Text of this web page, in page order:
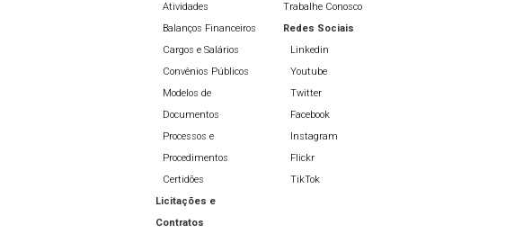
Atividades
Balanços Financeiros
Cargos e Salários
Convênios Públicos
Modelos de
Documentos
Processos e
Procedimentos
Certidões
Licitações e
Contratos
Trabalhe Conosco
Redes Sociais
Linkedin
Youtube
Twitter
Facebook
Instagram
Flickr
TikTok